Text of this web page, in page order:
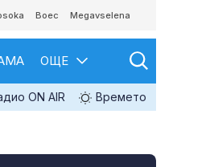
Boec Megavselena
ОЩЕ
ON AIR Времето